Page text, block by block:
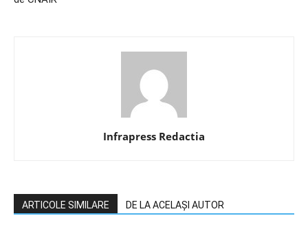
Infrapress Redactia
ARTICOLE SIMILARE DE LA ACELAȘI AUTOR